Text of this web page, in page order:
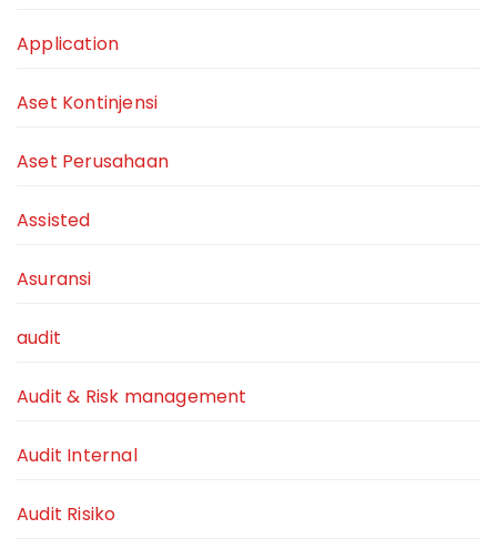
Application
Aset Kontinjensi
Aset Perusahaan
Assisted
Asuransi
audit
Audit & Risk management
Audit Internal
Audit Risiko